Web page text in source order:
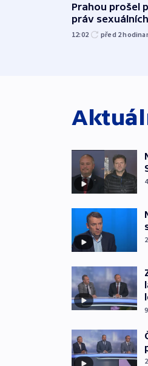
Prahou prošel
práv
12:02 před 2